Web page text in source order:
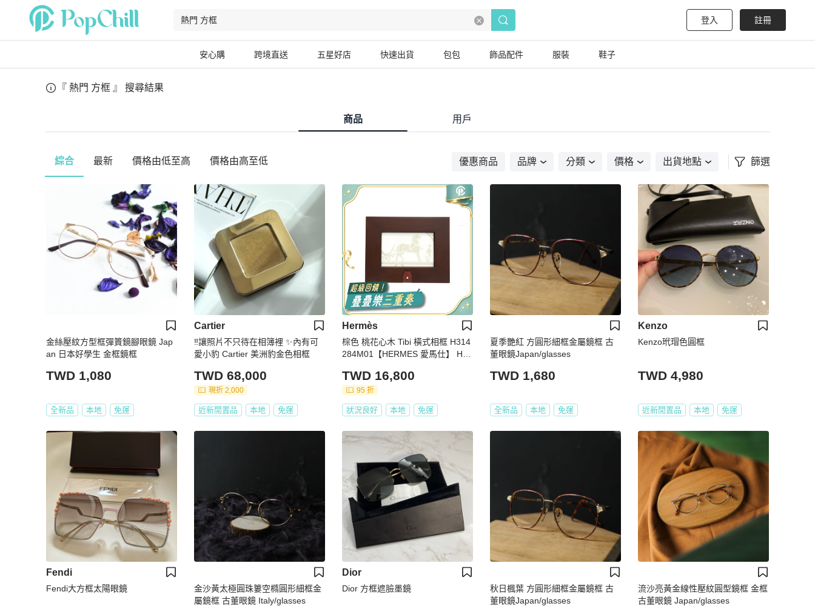
登入 註冊
安心購 跨境直送 五星好店 快速出貨 包包 飾品配件 服裝 鞋子
『 熱門 方框 』 搜尋結果
商品 用戶
綜合 最新 價格由低至高 價格由高至低 優惠商品 品牌 分類 價格 出貨地點 篩選
金絲壓紋方型框彈篢鏡腳眼鏡 Jap
an 日本好學生 金框鏡框
TWD 1,080
全新品 本地 免運
Cartier
‼️讓照片不只待在相簿裡 ✨內有可
愛小豹 Cartier 美洲豹金色相框
TWD 68,000
現折 2,000
近新閒置品 本地 免運
Hermès
棕色 桃花心木 Tibi 橫式相框 H314
284M01【HERMES 愛馬仕】 H31
TWD 16,800
95 折
狀況良好 本地 免運
夏季艷紅 方圓形細框金屬鏡框 古
董眼鏡Japan/glasses
TWD 1,680
全新品 本地 免運
Kenzo
Kenzo玳瑁色圓框
TWD 4,980
近新閒置品 本地 免運
Fendi
Fendi大方框太陽眼鏡
金沙黃太極圓珠簍空橢圓形細框金
屬鏡框 古董眼鏡 Italy/glasses
Dior
Dior 方框遮臉墨鏡
秋日楓葉 方圓形細框金屬鏡框 古
董眼鏡Japan/glasses
流沙亮黃金線性壓紋圓型鏡框 金框
古董眼鏡 Japan/glasses